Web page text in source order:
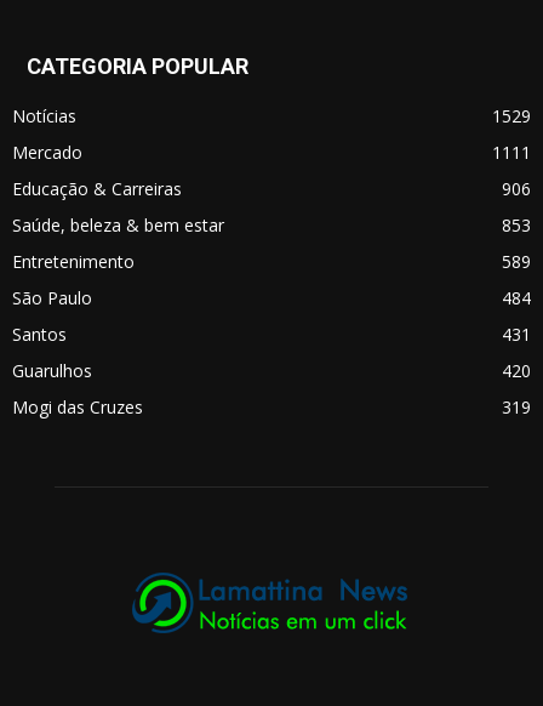
CATEGORIA POPULAR
Notícias
1529
Mercado
1111
Educação & Carreiras
906
Saúde, beleza & bem estar
853
Entretenimento
589
São Paulo
484
Santos
431
Guarulhos
420
Mogi das Cruzes
319